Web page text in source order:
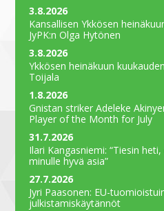
3.8.2026
Kansallisen Ykkösen
JyPK:n Olga Hytönen
3.8.2026
Ykkösen heinäkuun
Toijala
1.8.2026
Gnistan striker Adeleke
Player of the Month for July
31.7.2026
Ilari Kangasniemi: “Tiesin
minulle hyvä asia”
27.7.2026
Jyri Paasonen: EU-
julkistamiskäytännöt